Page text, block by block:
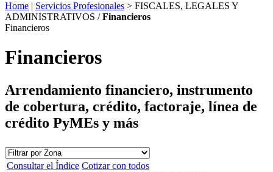
Home | Servicios Profesionales > FISCALES, LEGALES Y
ADMINISTRATIVOS /Financieros
Financieros
Financieros
Arrendamiento financiero, instrumento
de cobertura, crédito, factoraje, línea de
crédito PyMEs y más
Consultar el Índice Cotizar con todos